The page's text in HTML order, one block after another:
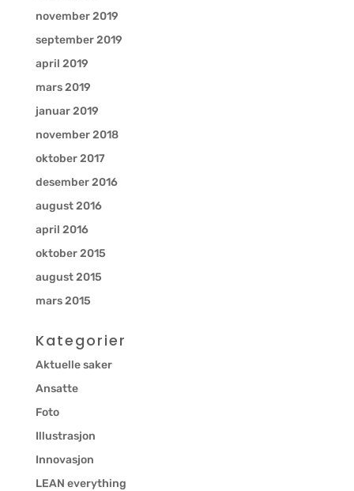
november 2019
september 2019
april 2019
mars 2019
januar 2019
november 2018
oktober 2017
desember 2016
august 2016
april 2016
oktober 2015
august 2015
mars 2015
Kategorier
Aktuelle saker
Ansatte
Foto
Illustrasjon
Innovasjon
LEAN everything